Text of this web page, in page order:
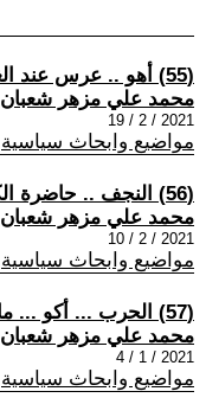
(55) أهو .. عرس عند الغجر ؟
محمد علي مزهر شعبان
2021 / 2 / 19
مواضيع وابحاث سياسية
(56) النجف .. حاضرة الكبار.. هل اغتنموك الصغار ؟
محمد علي مزهر شعبان
2021 / 2 / 10
مواضيع وابحاث سياسية
(57) الحرب ... أكو ... ماكو ؟
محمد علي مزهر شعبان
2021 / 1 / 4
مواضيع وابحاث سياسية